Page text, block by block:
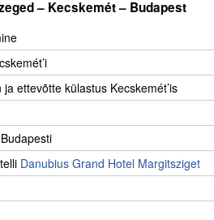
– Kecskemét – Budapest
ja ettevõtte külastus Kecskemét’is
Danubius Grand Hotel Margitsziget